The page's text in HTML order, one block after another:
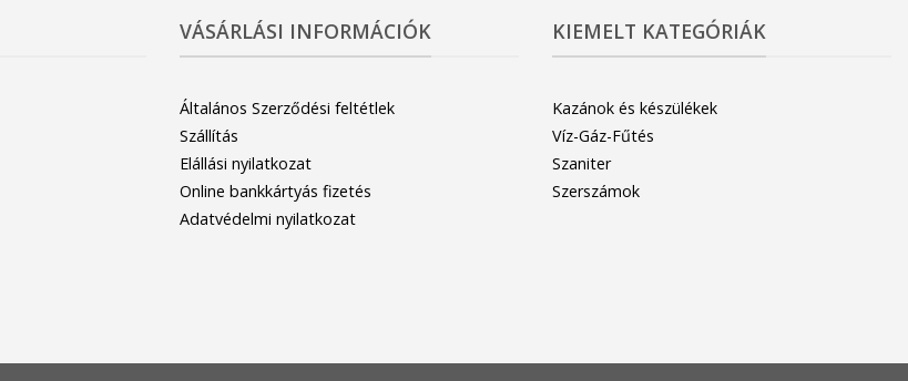
VÁSÁRLÁSI INFORMÁCIÓK
Általános Szerződési feltétlek
Szállítás
Elállási nyilatkozat
Online bankkártyás fizetés
Adatvédelmi nyilatkozat
KIEMELT KATEGÓRIÁK
Kazánok és készülékek
Víz-Gáz-Fűtés
Szaniter
Szerszámok